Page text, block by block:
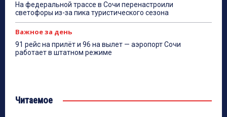
На федеральной трассе в Сочи перенастроили
светофоры из-за пика туристического сезона
Важное за день
91 рейс на прилёт и 96 на вылет — аэропорт Сочи
работает в штатном режиме
Читаемое